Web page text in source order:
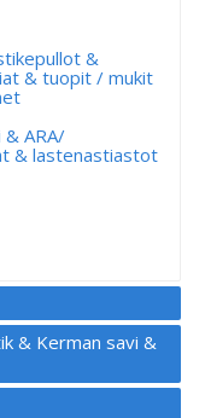
&
& tuopit / mukit
ARA/
& lastenastiastot
& Kerman savi &